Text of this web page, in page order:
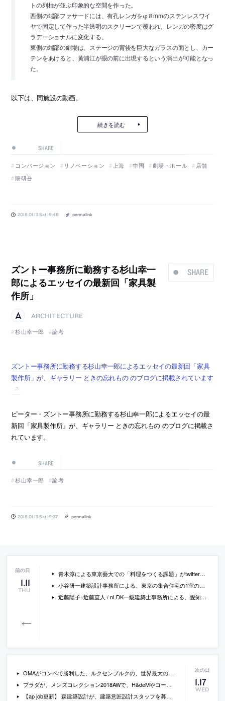
トの列柱が並ぶ印象的な空間を作った。
西側の端部ファサードには、有孔レンガをφ８mmのステンレスワイ
ヤで固定して作った半透明のスクリーンで覆われ、レンガの密度はグ
ラデーショナルに変化する。
東側の端部の劇場は、ステージの背後を巨大なガラスの面とし、カー
テンをあけると、黄浦江が眼の前に出現するという演出が可能となっ
た。
以下は、同施設の動画。
続きを読む
SHARE
コンバージョン リノベーション 上海 中国 劇場・ホール
店舗
隈研吾
2018.01.13 Sat 19:48 permalink
SHARE
ズントー事務所に勤務する杉山幸一
郎によるエッセイの最新回「家具製
作所」
ARCHITECTURE
杉山幸一郎
論考
ズントー事務所に勤務する杉山幸一郎によるエッセイの最新回「家具
製作所」が、ギャラリー ときの忘れもの のブログに掲載されています
ピーター・ズントー事務所に勤務する杉山幸一郎によるエッセイの最
新回「家具製作所」が、ギャラリー ときの忘れもの のブログに掲載さ
れています。
SHARE
杉山幸一郎 論考
2018.01.13 Sat 19:37 permalink
1.11
THU
青木淳による東京藝大での「料理をつくる課題」がtwitter上で話題に
小谷研一建築設計事務所による、東京の集合住宅の1室のリノベーション「虎ノ門の住宅（改装）」の内覧会が開催
近藤陽子+近藤直人 / nLDK一級建築士事務所による、愛知・名古屋の「高架下のオフィス」
1.17
WED
OMAがコンペで勝利した、ルクセンブルクの、世界最大の鉄鋼メーカー アルセロール・ミッタルの新社屋の画像・模型写真・ドローイングなど
プラダが、メンズコレクション2018AWで、H&deMやコールハースらにナイロンウェアのデザインを依頼
【ap job更新】 森建築設計が、建築意匠設計スタッフを募集中